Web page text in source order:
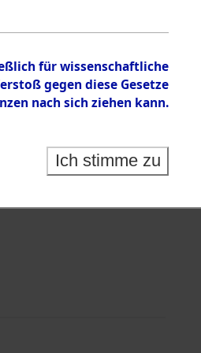
für wissenschaftliche
gegen diese Gesetze
nach sich ziehen kann.
Ich stimme zu